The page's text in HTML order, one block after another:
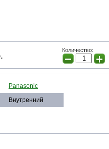
Количество:
− +
Panasonic
Внутренний